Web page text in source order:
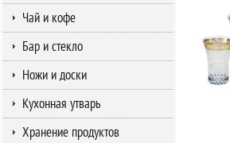
Чай и кофе
Бар и стекло
Ножи и доски
Кухонная утварь
Хранение продуктов